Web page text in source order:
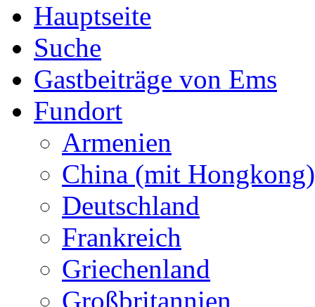
Hauptseite
Suche
Gastbeiträge von Ems
Fundort
Armenien
China (mit Hongkong)
Deutschland
Frankreich
Griechenland
Großbritannien